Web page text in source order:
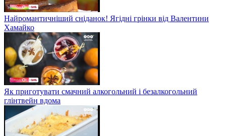
Найромантичніший сніданок! Ягідні грінки від Валентини
Хамайко
Як приготувати смачний алкогольний і безалкогольний
глінтвейн вдома